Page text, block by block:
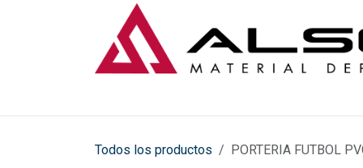
Todos los productos PORTERIA FUTBOL